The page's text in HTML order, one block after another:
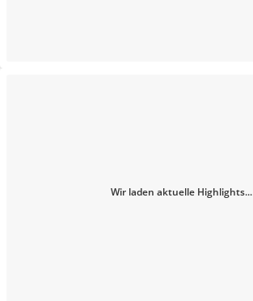
Wir laden aktuelle Highlights...